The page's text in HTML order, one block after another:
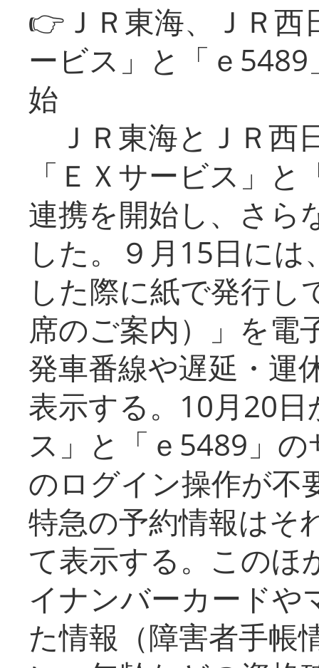
👉ＪＲ東海、ＪＲ
ービス」と「ｅ
始
ＪＲ東海とＪＲ西
「ＥＸサービス」
連携を開始し、さら
した。９月15日に
した際に紙で発行し
席のご案内）」を電
発車番線や遅延・運
表示する。10月20
ス」と「ｅ5489」
のログイン操作が不
特急の予約情報はそ
て表示する。このほ
イナンバーカードや
た情報（障害者手帳